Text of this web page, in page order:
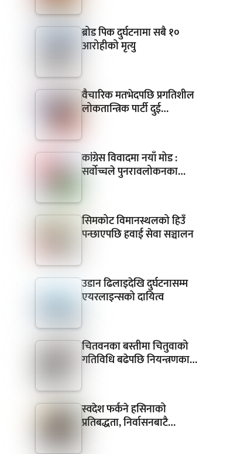
ब्रोड पिक दुर्घटनामा सबै १०
आरोहीको मृत्यु
वैचारिक मतभेदपछि प्रगतिशील
लोकतान्त्रिक पार्टी दुई…
कांग्रेस विवादमा नयाँ मोड :
सर्वोच्चले पुनरावलोकनका…
सिमकोट विमानस्थलको हिउँ
पन्छाएपछि हवाई सेवा सञ्चालन
उडान ढिलाइदेखि दुर्घटनासम्म
एयरलाइन्सको दायित्व
चितवनका बस्तीमा चितुवाको
गतिविधि बढेपछि नियन्त्रणका…
स्वदेश फर्कने हसिनाको
प्रतिबद्धता, निर्वासनबाटै…